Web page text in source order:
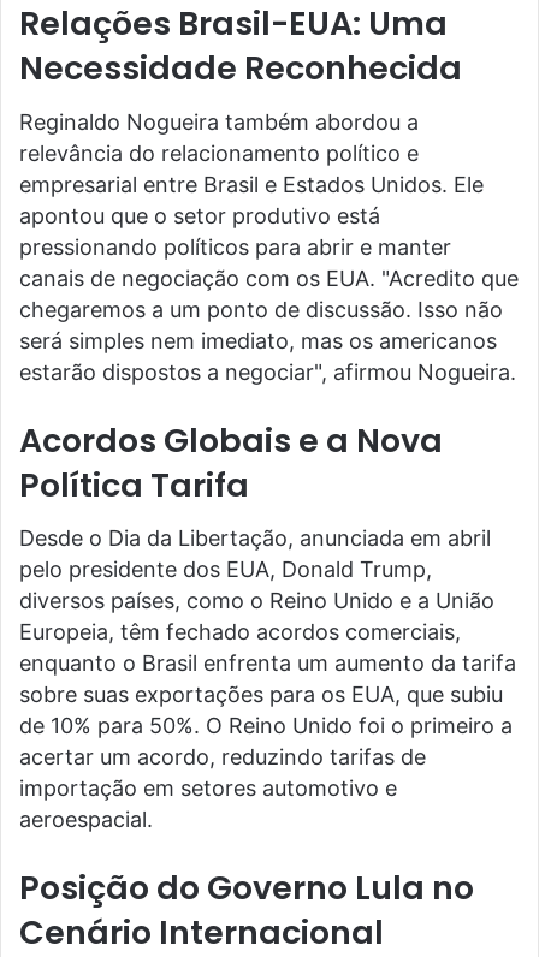
Relações Brasil-EUA: Uma
Necessidade Reconhecida
Reginaldo Nogueira também abordou a
relevância do relacionamento político e
empresarial entre Brasil e Estados Unidos. Ele
apontou que o setor produtivo está
pressionando políticos para abrir e manter
canais de negociação com os EUA. "Acredito que
chegaremos a um ponto de discussão. Isso não
será simples nem imediato, mas os americanos
estarão dispostos a negociar", afirmou Nogueira.
Acordos Globais e a Nova
Política Tarifa
Desde o Dia da Libertação, anunciada em abril
pelo presidente dos EUA, Donald Trump,
diversos países, como o Reino Unido e a União
Europeia, têm fechado acordos comerciais,
enquanto o Brasil enfrenta um aumento da tarifa
sobre suas exportações para os EUA, que subiu
de 10% para 50%. O Reino Unido foi o primeiro a
acertar um acordo, reduzindo tarifas de
importação em setores automotivo e
aeroespacial.
Posição do Governo Lula no
Cenário Internacional